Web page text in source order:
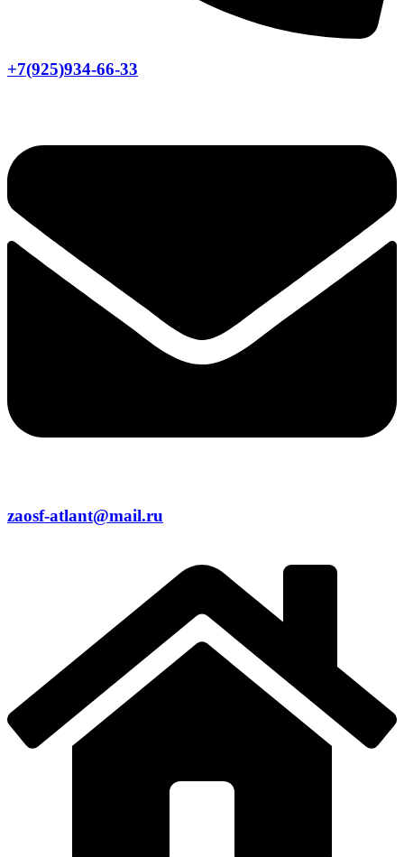
+7(925)934-66-33
zaosf-atlant@mail.ru